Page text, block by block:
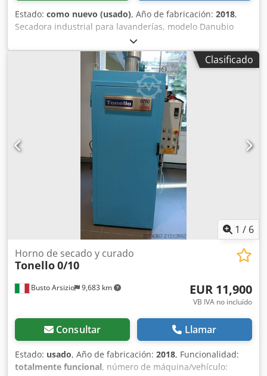
Estado: como nuevo (usado), Año de fabricación: 2018,
Secadora industrial para lavanderías, modelo Danubio
Secadora de alto rendimiento con condensador ideal para
hoteles, pensiones y familias numerosas también tenemos
la lavadora correspondiente conexión de 32 Ah Dodpfxsc
Utide Adlokr EN PERFECTO ESTADO LISTA PARA USAR
INMEDIATAMENTE SI TIENE ALGUNA PREGUNTA, NO
DUDEN EN CONTACTARNOS MUCHAS GRACIAS DE
Clasificado
1 / 6
Busto Arsizio 9,683 km
Horno de secado y curado
Tonello0/10
EUR 11,900
VB IVA no incluído
Consultar Llamar
Estado: usado, Año de fabricación: 2018, Funcionalidad:
totalmente funcional, número de máquina/vehículo: